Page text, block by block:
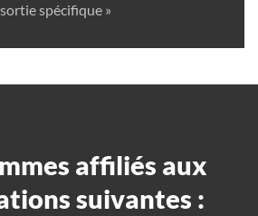
sortie spécifique »
affiliés aux
suivantes :